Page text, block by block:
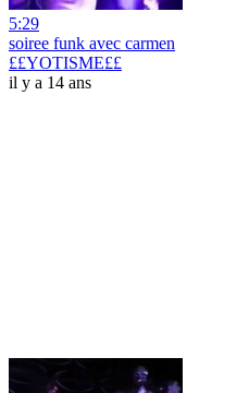
5:29
soiree funk avec carmen
££YOTISME££
il y a 14 ans